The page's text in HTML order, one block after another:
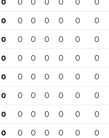
0 0 0 0 0 0 0
0 0 0 0 0 0 0
0 0 0 0 0 0 0
0 0 0 0 0 0 0
0 0 0 0 0 0 0
0 0 0 0 0 0 0
0 0 0 0 0 0 0
0 0 0 0 0 0 0